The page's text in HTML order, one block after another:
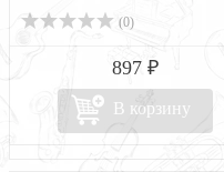
(0)
897 ₽
В корзину